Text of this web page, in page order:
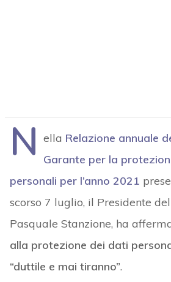
N ella Relazione annuale
Garante per la
personali per l’anno 2021
scorso 7 luglio, il Presidente
Pasquale Stanzione, ha
alla protezione dei dati
“duttile e mai tiranno”.